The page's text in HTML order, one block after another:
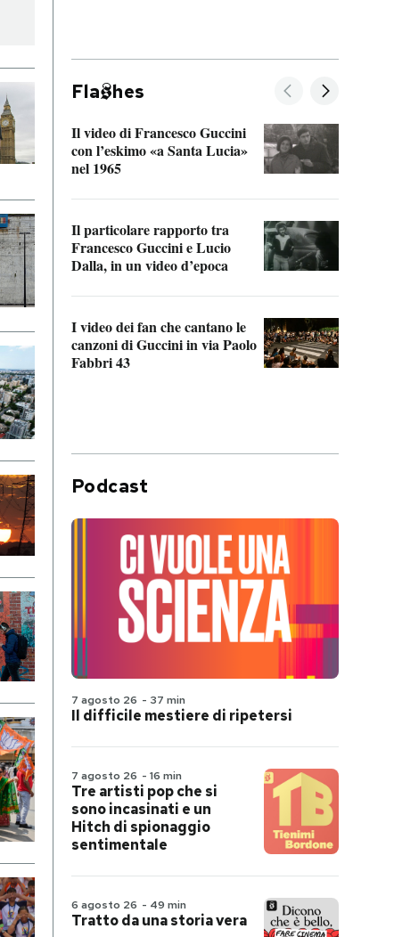
Fla hes
Il video di Francesco Guccini
con l’eskimo «a Santa Lucia»
nel 1965
Il particolare rapporto tra
Francesco Guccini e Lucio
Dalla, in un video d’epoca
I video dei fan che cantano le
canzoni di Guccini in via Paolo
Fabbri 43
Podcast
7 agosto 26 - 37 min
Il difficile mestiere di ripetersi
7 agosto 26 - 16 min
Tre artisti pop che si
sono incasinati e un
Hitch di spionaggio
sentimentale
6 agosto 26 - 49 min
Tratto da una storia vera